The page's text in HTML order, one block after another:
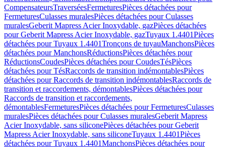
CompensateursTraverséesFermeturesPièces détachées pour
FermeturesCulasses muralesPièces détachées pour Culasses
muralesGeberit Mapress Acier Inoxydable, gazPièces détachées
pour Geberit Mapress Acier Inoxydable, gazTuyaux 1.4401Pièces
détachées pour Tuyaux 1.4401Tronçons de tuyauManchonsPièces
détachées pour ManchonsRéductionsPièces détachées pour
RéductionsCoudesPièces détachées pour CoudesTésPièces
détachées pour TésRaccords de transition indémontablesPièces
détachées pour Raccords de transition indémontablesRaccords de
transition et raccordements, démontablesPièces détachées pour
Raccords de transition et raccordements,
démontablesFermeturesPièces détachées pour FermeturesCulasses
muralesPièces détachées pour Culasses muralesGeberit Mapress
Acier Inoxydable, sans siliconePièces détachées pour Geberit
Mapress Acier Inoxydable, sans siliconeTuyaux 1.4401Pièces
détachées pour Tuyaux 1.4401ManchonsPièces détachées pour